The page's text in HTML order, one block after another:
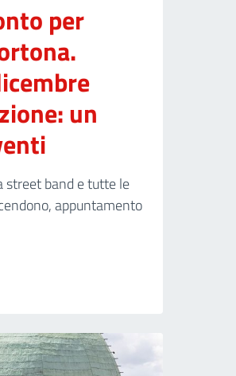
per
un
street band e tutte le
appuntamento